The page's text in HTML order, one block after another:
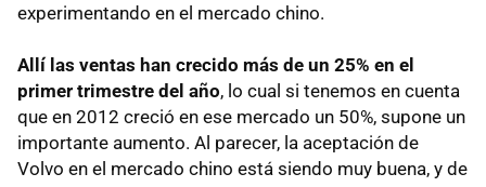
experimentando en el mercado chino.
Allí las ventas han crecido más de un 25% en el
primer trimestre del año, lo cual si tenemos en cuenta
que en 2012 creció en ese mercado un 50%, supone un
importante aumento. Al parecer, la aceptación de
Volvo en el mercado chino está siendo muy buena, y de